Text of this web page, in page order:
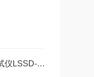
泄漏与密封强度测试仪LSSD-G使用说明书